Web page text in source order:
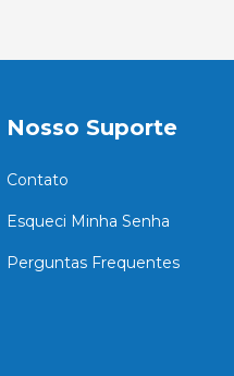
Nosso Suporte
Contato
Esqueci Minha Senha
Perguntas Frequentes